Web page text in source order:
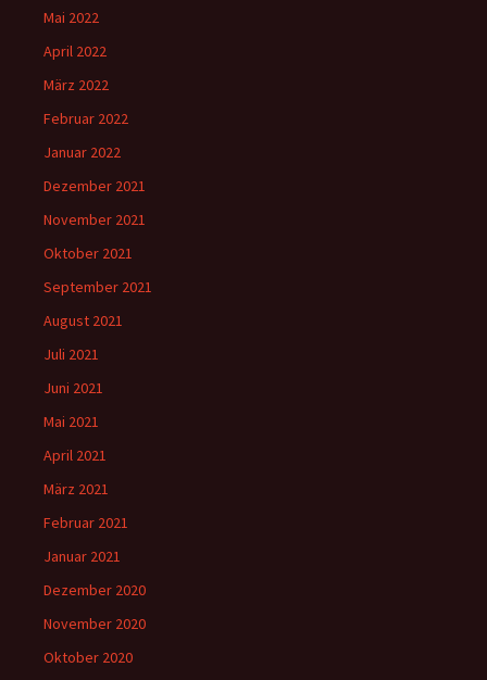
Mai 2022
April 2022
März 2022
Februar 2022
Januar 2022
Dezember 2021
November 2021
Oktober 2021
September 2021
August 2021
Juli 2021
Juni 2021
Mai 2021
April 2021
März 2021
Februar 2021
Januar 2021
Dezember 2020
November 2020
Oktober 2020